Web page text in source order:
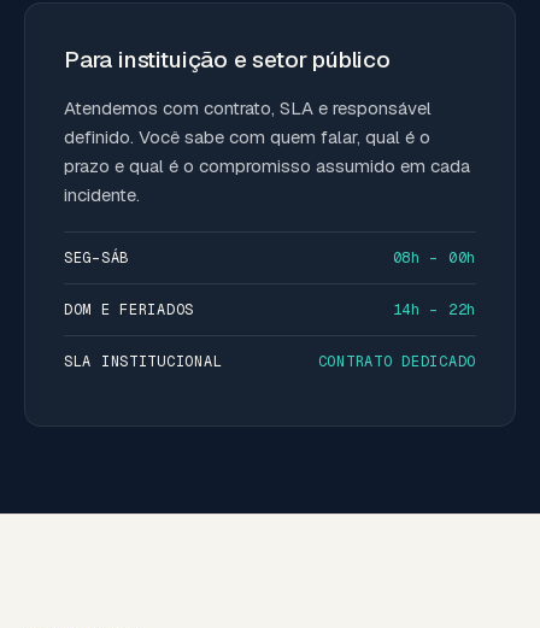
Para instituição e setor público
Atendemos com contrato, SLA e responsável
definido. Você sabe com quem falar, qual é o
prazo e qual é o compromisso assumido em cada
incidente.
SEG–SÁB 08h – 00h
DOM E FERIADOS 14h – 22h
SLA INSTITUCIONAL CONTRATO DEDICADO